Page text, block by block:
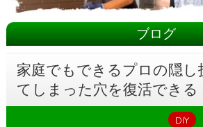
ブログ
家庭でもできるプロの隠し
てしまった穴を復活できる
DIY